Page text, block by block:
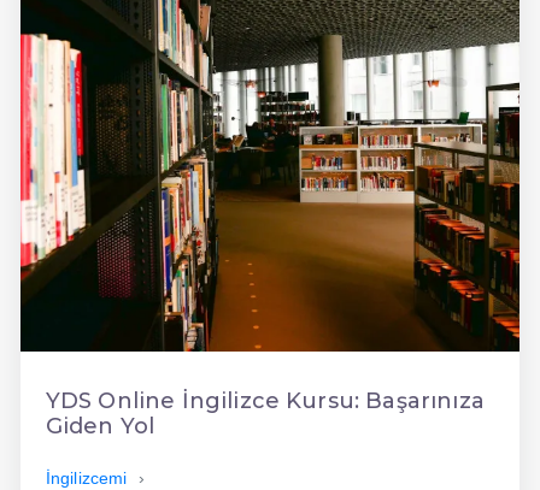
Anasayfa
5 Günde İngilizce
İngilizce
Dil Eğitimi
En Hızlı İngilizce
En Kolay İngilizce
En Ucuz İngilizce
En Uygun İngilizce
YDS Online İngilizce Kursu: Başarınıza
Giden Yol
İngilizcemi